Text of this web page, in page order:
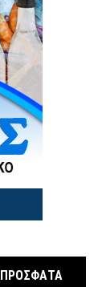
ΠΡΟΣΦΑΤΑ